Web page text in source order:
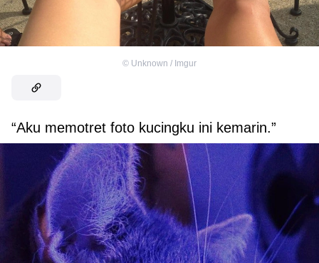
© Unknown / Imgur
“Aku memotret foto kucingku ini kemarin.”